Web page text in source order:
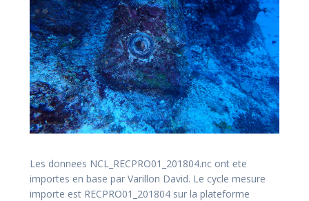
Les donnees NCL_RECPRO01_201804.nc ont ete
importes en base par Varillon David. Le cycle mesure
importe est RECPRO01_201804 sur la plateforme